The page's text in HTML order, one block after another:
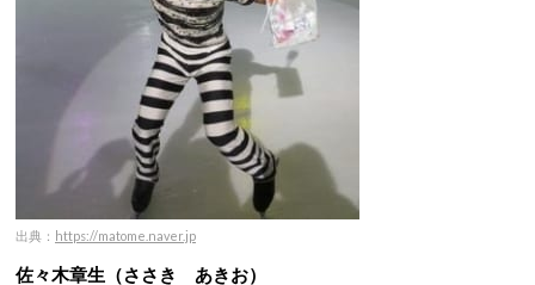
出典： https://matome.naver.jp
佐々木章生（ささき あきお）